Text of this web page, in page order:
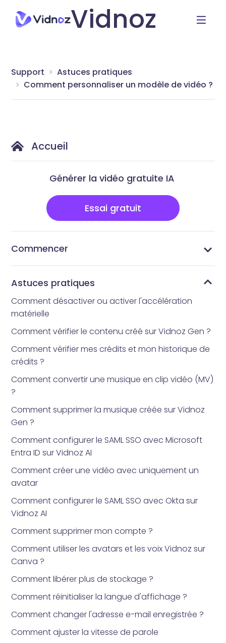
Vidnoz
Support
Astuces pratiques
Comment personnaliser un modèle de vidéo ?
Accueil
Générer la vidéo gratuite IA
Essai gratuit
Commencer
Astuces pratiques
Comment désactiver ou activer l'accélération
matérielle
Comment vérifier le contenu créé sur Vidnoz Gen ?
Comment vérifier mes crédits et mon historique de
crédits ?
Comment convertir une musique en clip vidéo (MV)
?
Comment supprimer la musique créée sur Vidnoz
Gen ?
Comment configurer le SAML SSO avec Microsoft
Entra ID sur Vidnoz AI
Comment créer une vidéo avec uniquement un
avatar
Comment configurer le SAML SSO avec Okta sur
Vidnoz AI
Comment supprimer mon compte ?
Comment utiliser les avatars et les voix Vidnoz sur
Canva ?
Comment libérer plus de stockage ?
Comment réinitialiser la langue d'affichage ?
Comment changer l'adresse e-mail enregistrée ?
Comment ajuster la vitesse de parole